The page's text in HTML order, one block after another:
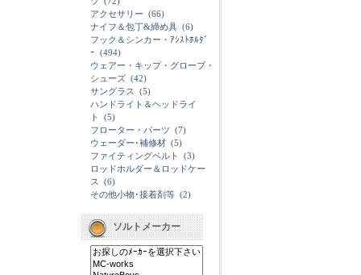
アクセサリー (66)
ナイフ＆包丁&締め具 (6)
フック＆シンカー・ｱｼｽﾄﾎﾙﾀﾞ
ｰ (494)
ウェアー・キップ・グローブ・
シューズ (42)
サングラス
(5)
ハンドライト＆ヘッドライ
ト
(5)
フローター・パーツ (7)
ウェーダー･補修材 (5)
ファイティングベルト
(3)
ロッドホルダー＆ロッドケー
ス
(6)
その他小物･接着剤等 (2)
ソルトメーカー